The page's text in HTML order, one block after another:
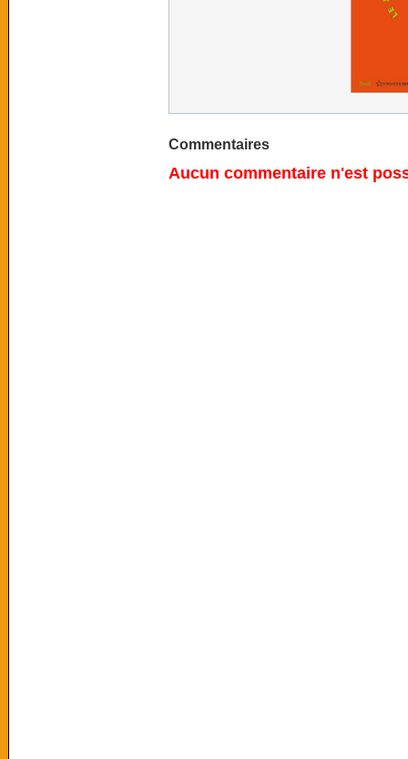
Commentaires
Aucun commentaire n'est